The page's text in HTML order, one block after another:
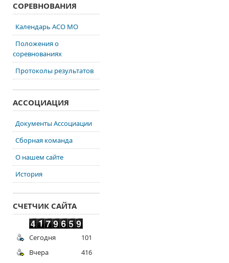
СОРЕВНОВАНИЯ
Календарь АСО МО
Положения о
соревнованиях
Протоколы результатов
АССОЦИАЦИЯ
Документы Ассоциации
Сборная команда
О нашем сайте
История
СЧЕТЧИК САЙТА
Сегодня
101
Вчера
416